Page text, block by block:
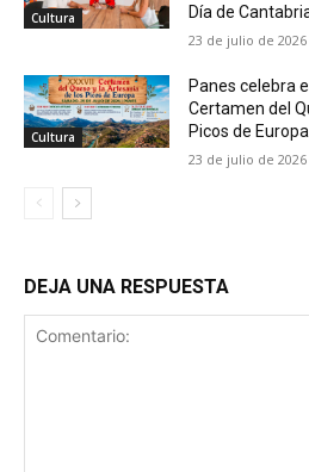
Cultura
Día de
23 de julio de 2026
Cultura
Panes celebra
Certamen del
Picos de Europa
23 de julio de 2026
DEJA UNA RESPUESTA